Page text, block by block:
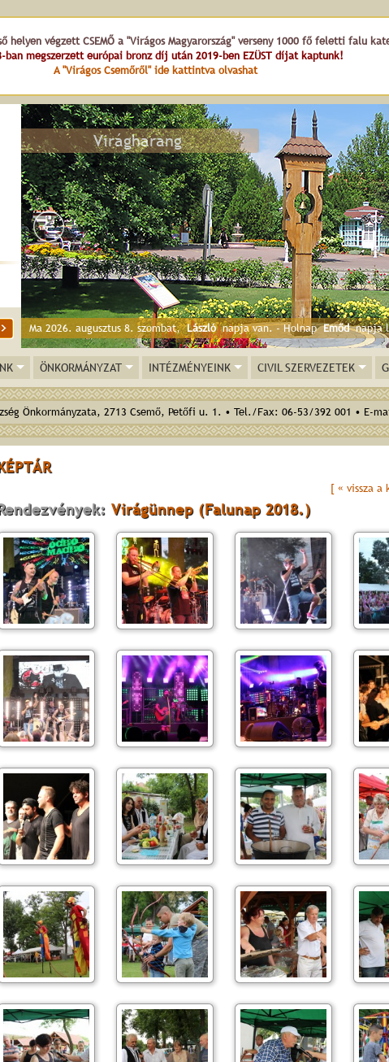
helyen végzett CSEMŐ a "Virágos Magyarország" verseny 1000 fő feletti falu
ban megszerzett európai bronz díj után 2019-ben EZÜST díjat kaptunk!
A "Virágos Csemőről" ide kattintva olvashat
Ma 2026. augusztus 8. szombat, László napja van. - Holnap Emőd napja
ÖNKORMÁNYZAT INTÉZMÉNYEINK CIVIL SZERVEZETEK
Önkormányzata, 2713 Csemő, Petőfi u. 1. • Tel./Fax: 06-53/392 001 • E-
[ « vissza a
Virágünnep (Falunap 2018.)